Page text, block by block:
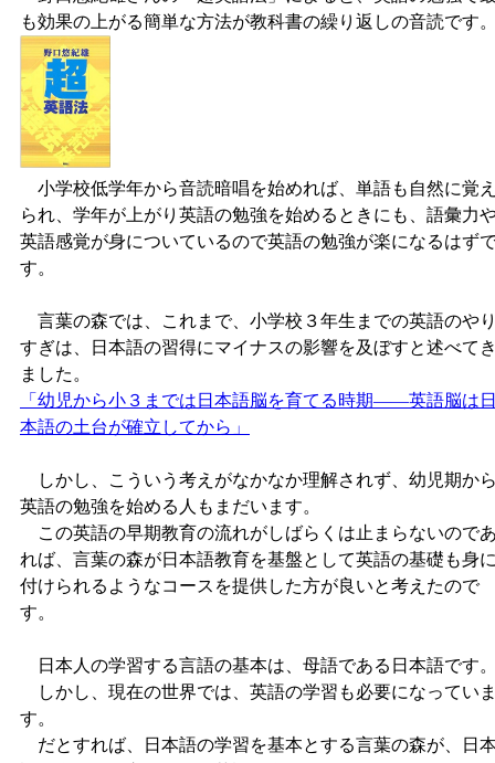
も効果の上がる簡単な方法が教科書の繰り返しの音読です
小学校低学年から音読暗唱を始めれば、単語も自然に覚
られ、学年が上がり英語の勉強を始めるときにも、語彙力
英語感覚が身についているので英語の勉強が楽になるはず
す。
言葉の森では、これまで、小学校３年生までの英語のや
すぎは、日本語の習得にマイナスの影響を及ぼすと述べて
ました。
「幼児から小３までは日本語脳を育てる時期――英語脳は
本語の土台が確立してから」
しかし、こういう考えがなかなか理解されず、幼児期か
英語の勉強を始める人もまだいます。
この英語の早期教育の流れがしばらくは止まらないので
れば、言葉の森が日本語教育を基盤として英語の基礎も身
付けられるようなコースを提供した方が良いと考えたので
す。
日本人の学習する言語の基本は、母語である日本語です
しかし、現在の世界では、英語の学習も必要になってい
す。
だとすれば、日本語の学習を基本とする言葉の森が、日